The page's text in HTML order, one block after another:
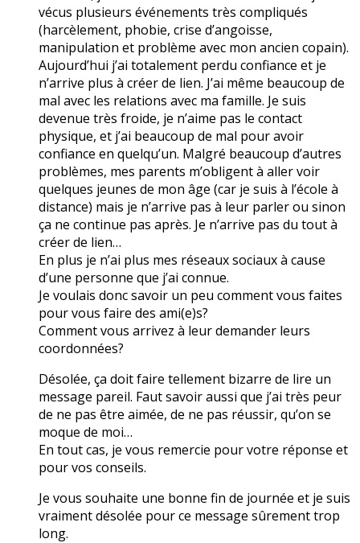
vécus plusieurs événements très compliqués
(harcèlement, phobie, crise d’angoisse,
manipulation et problème avec mon ancien copain).
Aujourd’hui j’ai totalement perdu confiance et je
n’arrive plus à créer de lien. J’ai même beaucoup de
mal avec les relations avec ma famille. Je suis
devenue très froide, je n’aime pas le contact
physique, et j’ai beaucoup de mal pour avoir
confiance en quelqu’un. Malgré beaucoup d’autres
problèmes, mes parents m’obligent à aller voir
quelques jeunes de mon âge (car je suis à l’école à
distance) mais je n’arrive pas à leur parler ou sinon
ça ne continue pas après. Je n’arrive pas du tout à
créer de lien…
En plus je n’ai plus mes réseaux sociaux à cause
d’une personne que j’ai connue.
Je voulais donc savoir un peu comment vous faites
pour vous faire des ami(e)s?
Comment vous arrivez à leur demander leurs
coordonnées?
Désolée, ça doit faire tellement bizarre de lire un
message pareil. Faut savoir aussi que j’ai très peur
de ne pas être aimée, de ne pas réussir, qu’on se
moque de moi…
En tout cas, je vous remercie pour votre réponse et
pour vos conseils.
Je vous souhaite une bonne fin de journée et je suis
vraiment désolée pour ce message sûrement trop
long.